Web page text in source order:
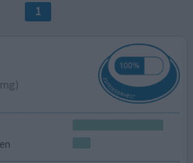
1